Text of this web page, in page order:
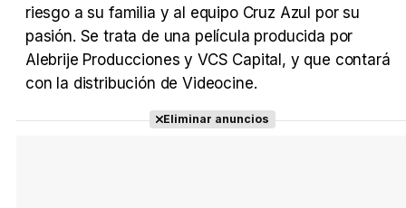
riesgo a su familia y al equipo Cruz Azul por su
pasión. Se trata de una película producida por
Alebrije Producciones y VCS Capital, y que contará
con la distribución de Videocine.
Eliminar anuncios